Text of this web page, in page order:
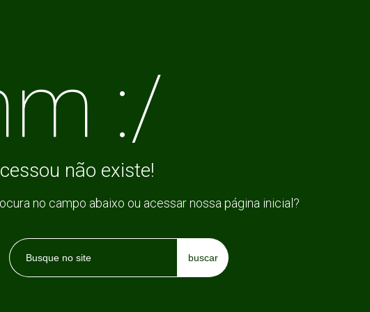
:/
não existe!
no campo abaixo ou acessar nossa página inicial?